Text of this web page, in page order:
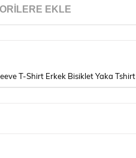
EKLE
T-Shirt Erkek Bisiklet Yaka Tshirt